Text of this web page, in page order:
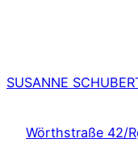
SUSANNE
Wörthstraße 42/